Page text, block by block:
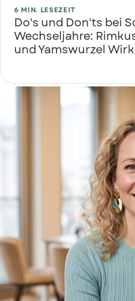
6 MIN. LESEZEIT
Do's und Don'ts bei
Wechseljahre:
und Yamswurzel